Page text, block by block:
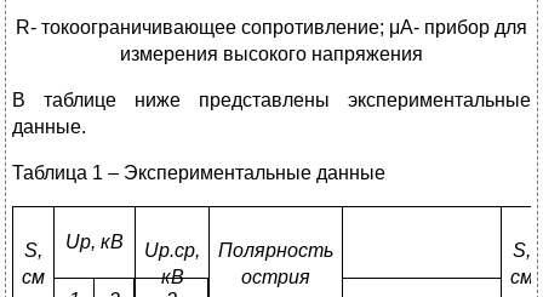
R- токоограничивающее сопротивление; μА- прибор для
измерения высокого напряжения
В таблице ниже представлены экспериментальные
данные.
Таблица 1 – Экспериментальные данные
S,
см
Uр, кВ Uр.ср,
кВ
Полярность
острия
S,
см